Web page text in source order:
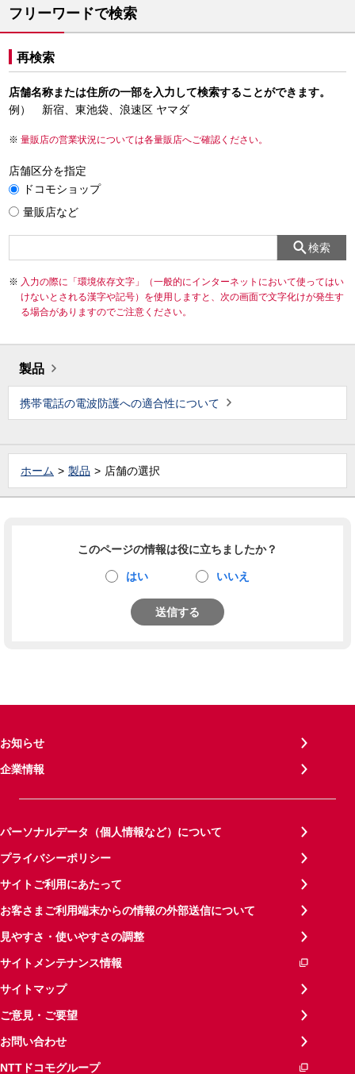
フリーワードで検索
再検索
店舗名称または住所の一部を入力して検索することができます。
例） 新宿、東池袋、浪速区 ヤマダ
量販店の営業状況については各量販店へご確認ください。
店舗区分を指定
ドコモショップ
量販店など
検索
入力の際に「環境依存文字」（一般的にインターネットにおいて使ってはい
けないとされる漢字や記号）を使用しますと、次の画面で文字化けが発生す
る場合がありますのでご注意ください。
製品
携帯電話の電波防護への適合性について
ホーム 製品 店舗の選択
このページの情報は役に立ちましたか？
はい いいえ
送信する
お知らせ
企業情報
パーソナルデータ（個人情報など）について
プライバシーポリシー
サイトご利用にあたって
お客さまご利用端末からの情報の外部送信について
見やすさ・使いやすさの調整
サイトメンテナンス情報
サイトマップ
ご意見・ご要望
お問い合わせ
NTTドコモグループ